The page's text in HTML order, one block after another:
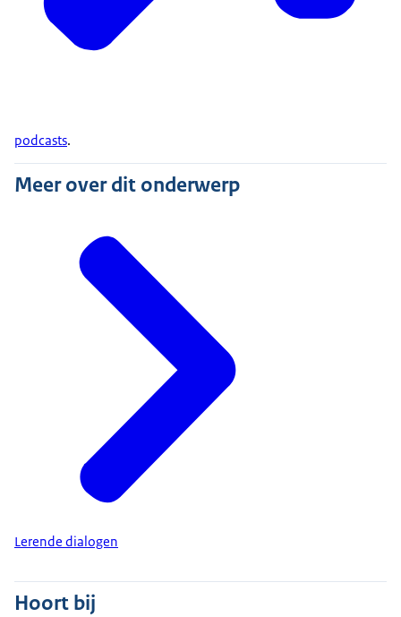
podcasts.
Meer over dit onderwerp
Lerende dialogen
Hoort bij